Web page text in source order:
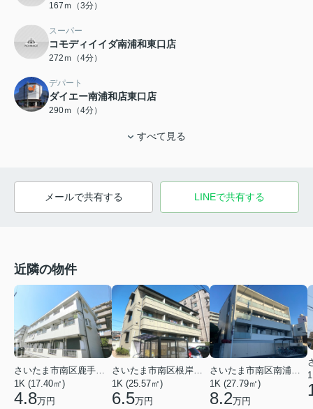
167ｍ（3分）
スーパー
コモディイイダ南浦和東口店
272ｍ（4分）
デパート
ダイエー南浦和店東口店
290ｍ（4分）
すべて見る
メールで共有する LINEで共有する
近隣の物件
さいたま市南区鹿手袋６丁目
1K (17.40㎡)
4.8万円
さいたま市南区根岸３丁目
1K (25.57㎡)
6.5万円
1K (27.79㎡)
8.2万円